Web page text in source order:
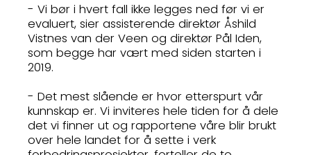
- Vi bør i hvert fall ikke legges ned før vi er
evaluert, sier assisterende direktør Åshild
Vistnes van der Veen og direktør Pål Iden,
som begge har vært med siden starten i
2019.
- Det mest slående er hvor etterspurt vår
kunnskap er. Vi inviteres hele tiden for å dele
det vi finner ut og rapportene våre blir brukt
over hele landet for å sette i verk